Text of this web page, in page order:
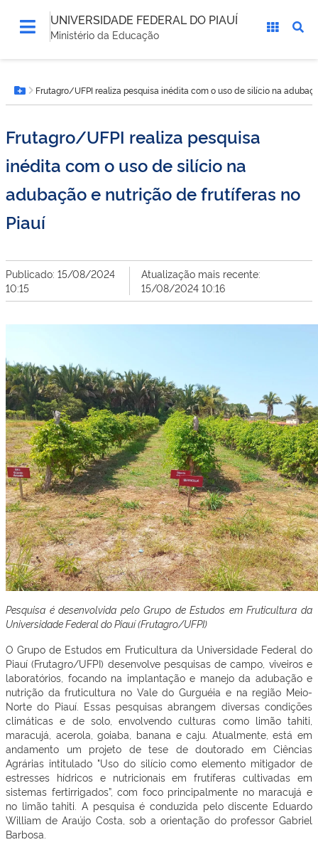
UNIVERSIDADE FEDERAL DO PIAUÍ
Ministério da Educação
está
aqui:Botão Menu
Frutagro/UFPI realiza pesquisa inédita com o uso de silício na
Frutagro/UFPI realiza pesquisa
inédita com o uso de silício na
adubação e nutrição de frutíferas no
Piauí
Publicado: 15/08/2024
10:15
Atualização mais recente:
15/08/2024 10:16
Pesquisa é desenvolvida pelo Grupo de Estudos em Fruticultura da
Universidade Federal do Piauí (Frutagro/UFPI)
O Grupo de Estudos em Fruticultura da Universidade Federal do
Piauí (Frutagro/UFPI) desenvolve pesquisas de campo, viveiros e
laboratórios, focando na implantação e manejo da adubação e
nutrição da fruticultura no Vale do Gurguéia e na região Meio-
Norte do Piauí. Essas pesquisas abrangem diversas condições
climáticas e de solo, envolvendo culturas como limão tahiti,
maracujá, acerola, goiaba, banana e caju. Atualmente, está em
andamento um projeto de tese de doutorado em Ciências
Agrárias intitulado "Uso do silício como elemento mitigador de
estresses hídricos e nutricionais em frutíferas cultivadas em
sistemas fertirrigados”, com foco principalmente no maracujá e
no limão tahiti. A pesquisa é conduzida pelo discente Eduardo
William de Araújo Costa, sob a orientação do professor Gabriel
Barbosa.